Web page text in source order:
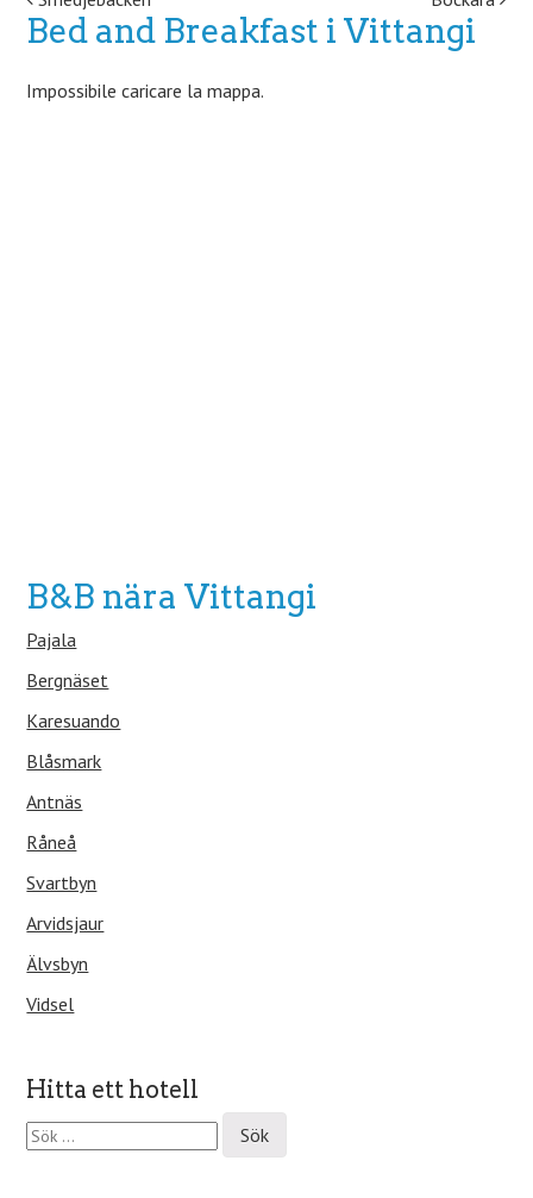
Bed and Breakfast i Vittangi
Impossibile caricare la mappa.
B&B nära Vittangi
Pajala
Bergnäset
Karesuando
Blåsmark
Antnäs
Råneå
Svartbyn
Arvidsjaur
Älvsbyn
Vidsel
Hitta ett hotell
S
ö